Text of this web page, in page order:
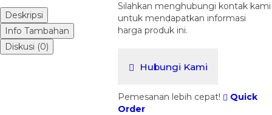
Silahkan menghubungi kontak kami
untuk mendapatkan informasi
harga produk ini.
Hubungi Kami
Pemesanan lebih cepat!
Quick
Order
Deskripsi
Info Tambahan
Diskusi (0)